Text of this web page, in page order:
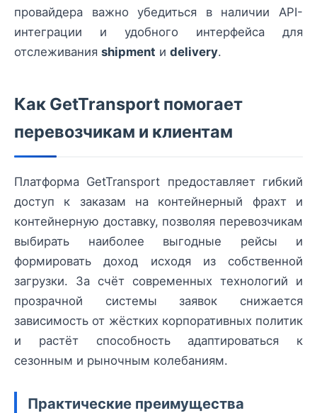
провайдера важно убедиться в наличии API-
интеграции и удобного интерфейса для
отслеживания shipment и delivery.
Как GetTransport помогает
перевозчикам и клиентам
Платформа GetTransport предоставляет гибкий
доступ к заказам на контейнерный фрахт и
контейнерную доставку, позволяя перевозчикам
выбирать наиболее выгодные рейсы и
формировать доход исходя из собственной
загрузки. За счёт современных технологий и
прозрачной системы заявок снижается
зависимость от жёстких корпоративных политик
и растёт способность адаптироваться к
сезонным и рыночным колебаниям.
Практические преимущества